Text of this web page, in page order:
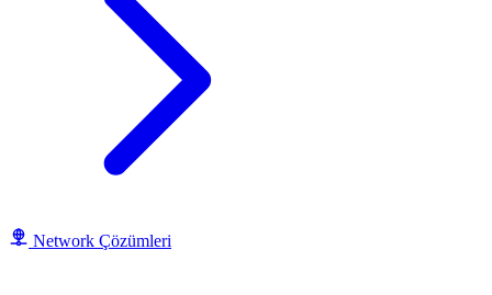
Network Çözümleri